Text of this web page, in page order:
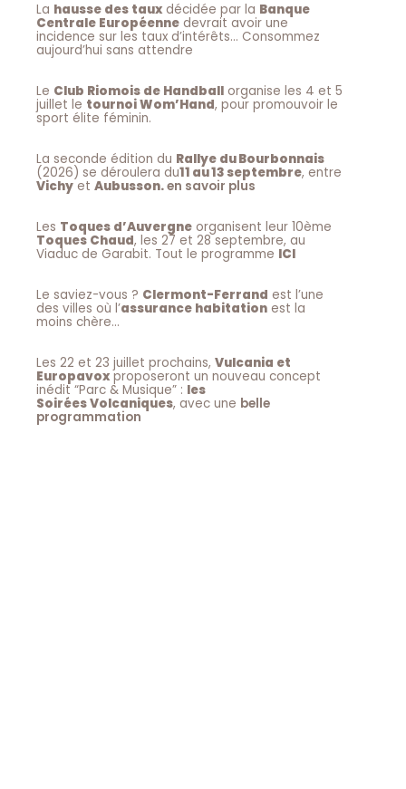
La hausse des taux décidée par la Banque
Centrale Européenne devrait avoir une
incidence sur les taux d’intérêts… Consommez
aujourd’hui sans attendre
Le Club Riomois de Handball organise les 4 et 5
juillet le tournoi Wom’Hand, pour promouvoir le
sport élite féminin.
La seconde édition du Rallye du Bourbonnais
(2026) se déroulera du11 au 13 septembre, entre
Vichy et Aubusson.en savoir plus
Les Toques d’Auvergne organisent leur 10ème
Toques Chaud, les 27 et 28 septembre, au
Viaduc de Garabit. Tout le programme ICI
Le saviez-vous ? Clermont-Ferrand est l’une
des villes où l’assurance habitation est la
moins chère…
Les 22 et 23 juillet prochains, Vulcania et
Europavox proposeront un nouveau concept
inédit “Parc & Musique” : les
Soirées Volcaniques, avec une belle
programmation